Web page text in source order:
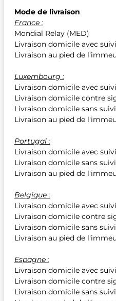
Mode de livraison
France :
Mondial Relay (MED)
Livraison domicile avec suivi
Livraison au pied de
Luxembourg :
Livraison domicile avec suivi
Livraison domicile contre
Livraison domicile sans suivi
Livraison au pied de
Portugal :
Livraison domicile avec suivi
Livraison domicile sans suivi
Livraison au pied de
Belgique :
Livraison domicile avec suivi
Livraison domicile contre
Livraison domicile sans suivi
Livraison au pied de
Espagne :
Livraison domicile avec suivi
Livraison domicile contre
Livraison domicile sans suivi